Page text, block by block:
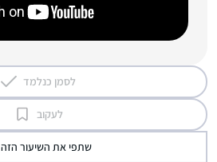
לסמן כנלמד
לעקוב
שתפי את השיעור הזה